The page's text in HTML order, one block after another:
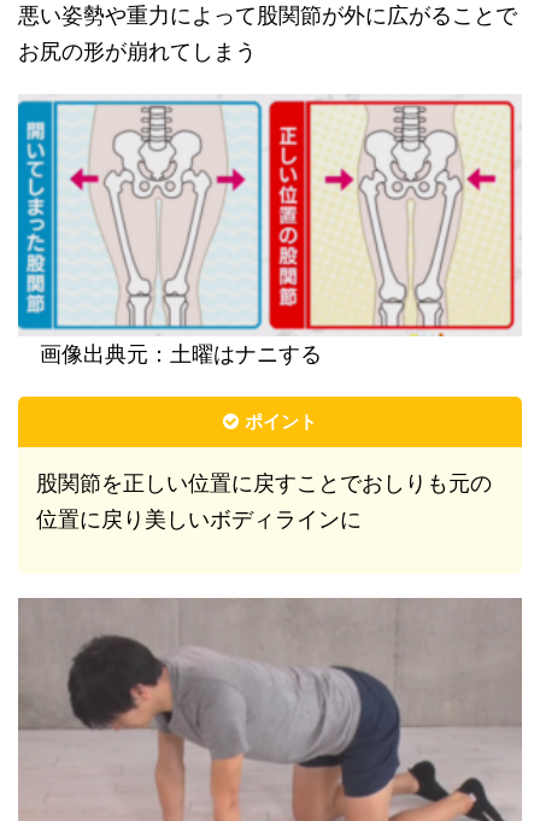
悪い姿勢や重力によって股関節が外に広がることで
お尻の形が崩れてしまう
画像出典元：土曜はナニする
ポイント
股関節を正しい位置に戻すことでおしりも元の
位置に戻り美しいボディラインに